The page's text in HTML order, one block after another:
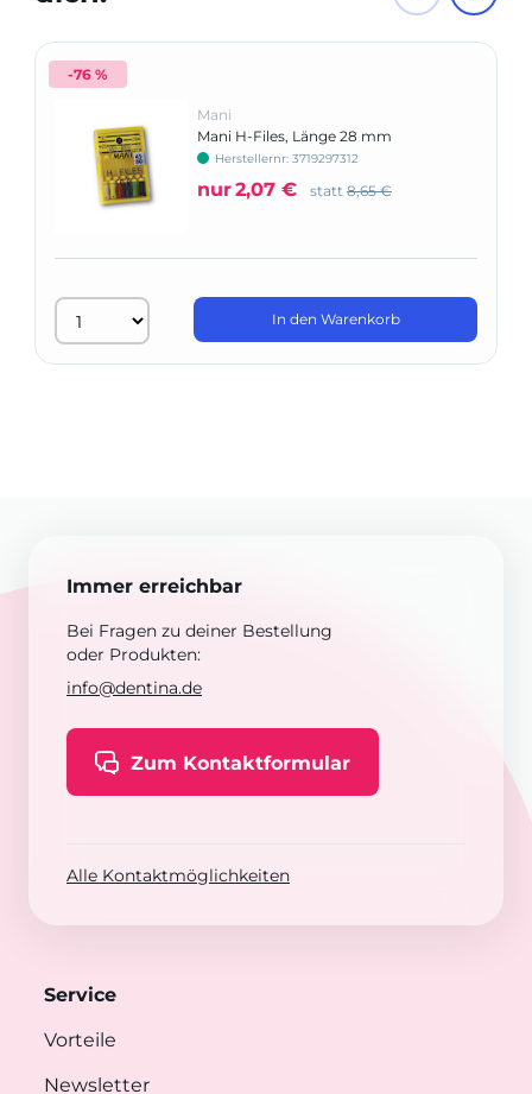
-76 %
Mani
Mani H-Files, Länge 28 mm
Herstellernr: 3719297312
nur2,07 € statt 8,65 €
In den Warenkorb
Immer erreichbar
Bei Fragen zu deiner Bestellung
oder Produkten:
info@dentina.de
Zum Kontaktformular
Alle Kontaktmöglichkeiten
Service
Vorteile
Newsletter